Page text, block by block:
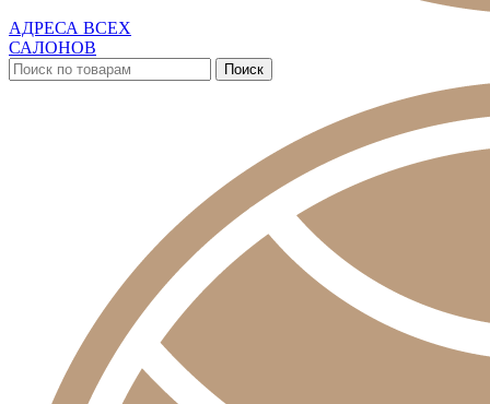
АДРЕСА ВСЕХ
САЛОНОВ